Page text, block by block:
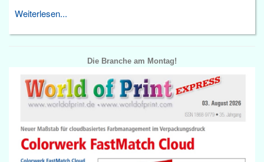
Weiterlesen...
Die Branche am Montag!